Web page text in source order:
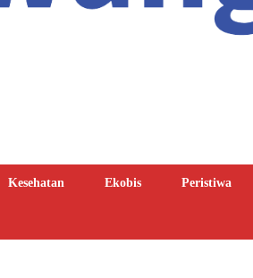
Kesehatan Ekobis Peristiwa